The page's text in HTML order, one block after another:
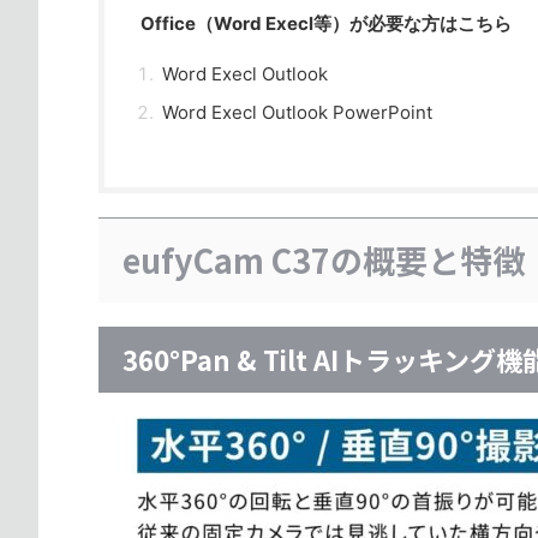
Office（Word Execl等）が必要な方はこちら
Word Execl Outlook
Word Execl Outlook PowerPoint
eufyCam C37の概要と特徴
360°Pan & Tilt AIトラッキング機